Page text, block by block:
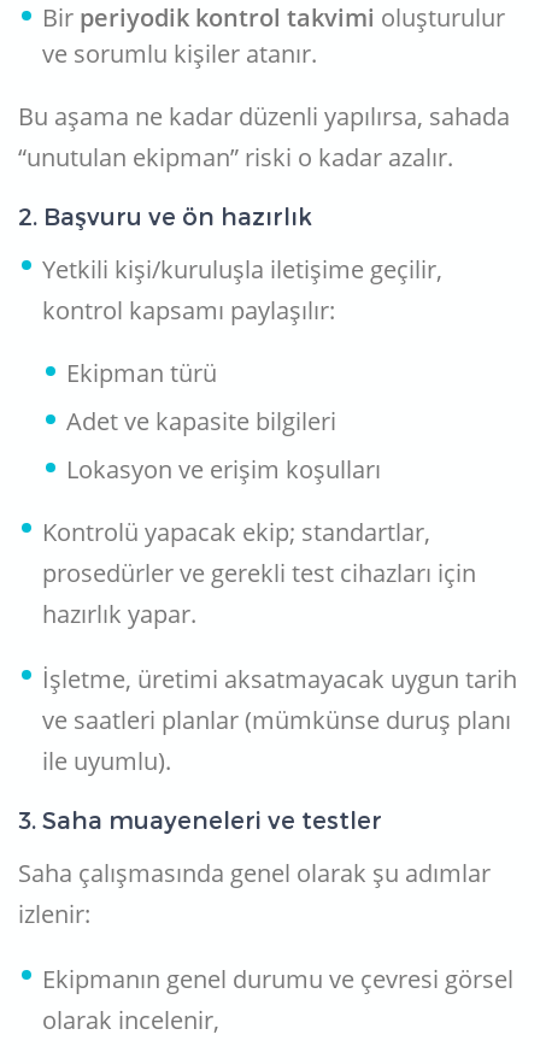
Bir periyodik kontrol takvimi oluşturulur
ve sorumlu kişiler atanır.
Bu aşama ne kadar düzenli yapılırsa, sahada
“unutulan ekipman” riski o kadar azalır.
2. Başvuru ve ön hazırlık
Yetkili kişi/kuruluşla iletişime geçilir,
kontrol kapsamı paylaşılır:
Ekipman türü
Adet ve kapasite bilgileri
Lokasyon ve erişim koşulları
Kontrolü yapacak ekip; standartlar,
prosedürler ve gerekli test cihazları için
hazırlık yapar.
İşletme, üretimi aksatmayacak uygun tarih
ve saatleri planlar (mümkünse duruş planı
ile uyumlu).
3. Saha muayeneleri ve testler
Saha çalışmasında genel olarak şu adımlar
izlenir:
Ekipmanın genel durumu ve çevresi görsel
olarak incelenir,